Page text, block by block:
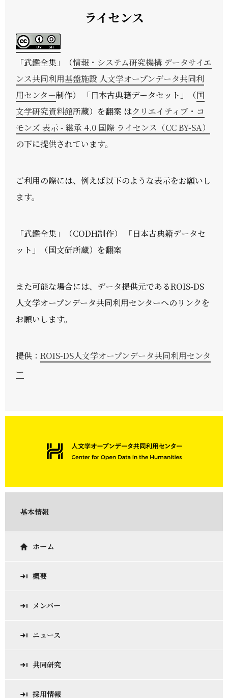
ライセンス
「武鑑全集 」（情報・システム研究機構 データサイエ
ンス共同利用基盤施設 人文学オープンデータ共同利
用センター制作） 「日本古典籍データセット」（国
文学研究資料館所蔵）を翻案 はクリエイティブ・コ
モンズ 表示 - 継承 4.0 国際 ライセンス（CC BY-SA）
の下に提供されています。
ご利用の際には、例えば以下のような表示をお願いし
ます。
「武鑑全集」（CODH制作） 「日本古典籍データセ
ット」（国文研所蔵）を翻案
また可能な場合には、データ提供元であるROIS-DS
人文学オープンデータ共同利用センターへのリンクを
お願いします。
提供：ROIS-DS人文学オープンデータ共同利用センタ
ー
基本情報
ホーム
概要
メンバー
ニュース
共同研究
採用情報